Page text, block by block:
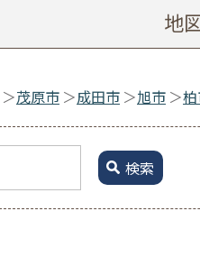
地
茂原市 成田市 旭市
検索